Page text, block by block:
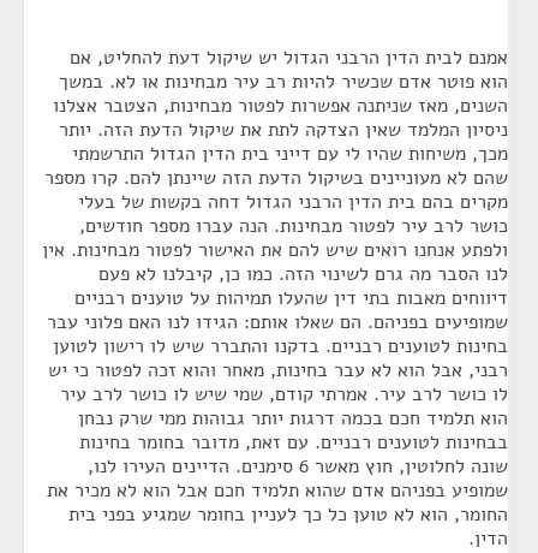
אמנם לבית הדין הרבני הגדול יש שיקול דעת להחליט, אם
הוא פוטר אדם שכשיר להיות רב עיר מבחינות או לא. במשך
השנים, מאז שניתנה אפשרות לפטור מבחינות, הצטבר אצלנו
ניסיון המלמד שאין הצדקה לתת את שיקול הדעת הזה. יותר
מכך, משיחות שהיו לי עם דייני בית הדין הגדול התרשמתי
שהם לא מעוניינים בשיקול הדעת הזה שיינתן להם. קרו מספר
מקרים בהם בית הדין הרבני הגדול דחה בקשות של בעלי
כושר לרב עיר לפטור מבחינות. הנה עברו מספר חודשים,
ולפתע אנחנו רואים שיש להם את האישור לפטור מבחינות. אין
לנו הסבר מה גרם לשינוי הזה. כמו כן, קיבלנו לא פעם
דיווחים מאבות בתי דין שהעלו תמיהות על טוענים רבניים
שמופיעים בפניהם. הם שאלו אותם: הגידו לנו האם פלוני עבר
בחינות לטוענים רבניים. בדקנו והתברר שיש לו רישון לטוען
רבני, אבל הוא לא עבר בחינות, מאחר והוא זכה לפטור כי יש
לו כושר לרב עיר. אמרתי קודם, שמי שיש לו כושר לרב עיר
הוא תלמיד חכם בכמה דרגות יותר גבוהות ממי שרק נבחן
בבחינות לטוענים רבניים. עם זאת, מדובר בחומר בחינות
שונה לחלוטין, חוץ מאשר 6 סימנים. הדיינים העירו לנו,
שמופיע בפניהם אדם שהוא תלמיד חכם אבל הוא לא מכיר את
החומר, הוא לא טוען כל כך לעניין בחומר שמגיע בפני בית
הדין.